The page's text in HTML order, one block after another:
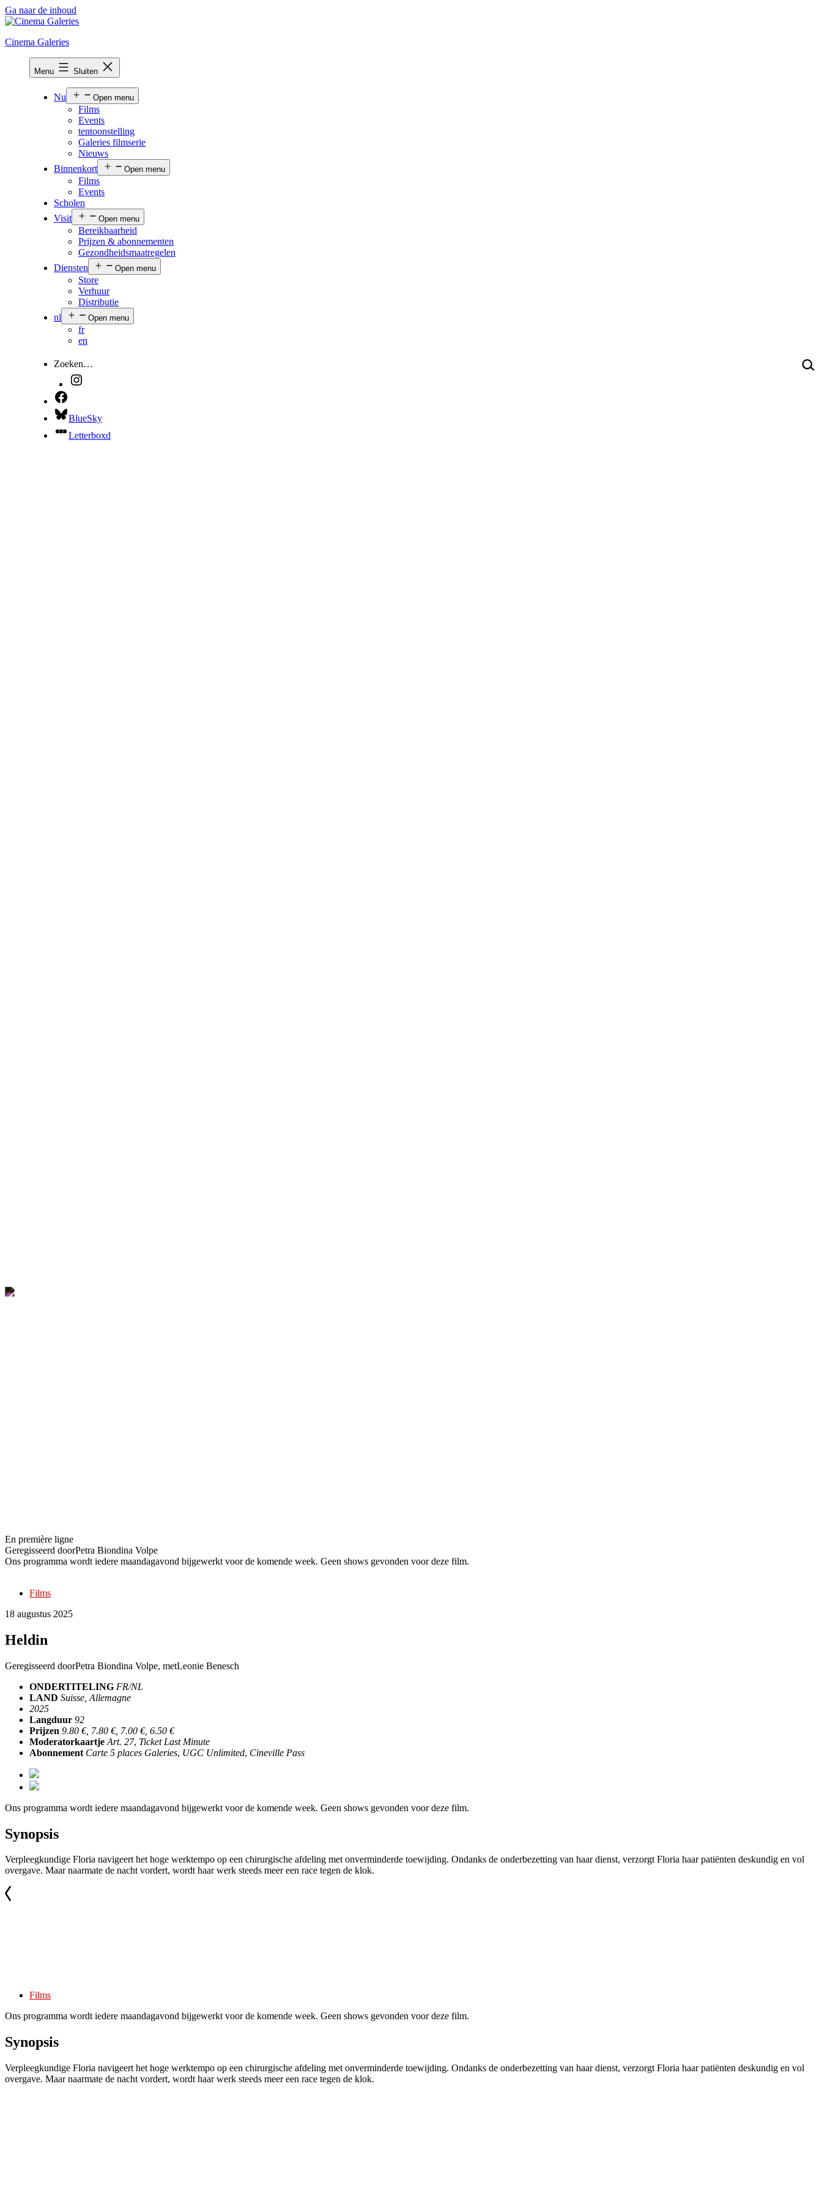
Ga naar de inhoud
Cinema Galeries
Menu Sluiten
Nu Open menu
Films
Events
tentoonstelling
Galeries filmserie
Nieuws
Binnenkort
Open menu
Films
Events
Scholen
Visit
Open menu
Bereikbaarheid
Prijzen & abonnementen
Gezondheidsmaatregelen
Diensten
Open menu
Store
Verhuur
Distributie
nl
Open menu
fr
en
Zoeken…
BlueSky
Letterboxd
En première ligne
Geregisseerd doorPetra Biondina Volpe
Ons programma wordt iedere maandagavond bijgewerkt voor de komende week. Geen shows gevonden voor deze film.
Films
18 augustus 2025
Heldin
Geregisseerd doorPetra Biondina Volpe, metLeonie Benesch
ONDERTITELING FR/NL
LAND Suisse, Allemagne
2025
Langduur 92
Prijzen 9.80 €, 7.80 €, 7.00 €, 6.50 €
Moderatorkaartje Art. 27, Ticket Last Minute
Abonnement Carte 5 places Galeries, UGC Unlimited, Cineville Pass
Ons programma wordt iedere maandagavond bijgewerkt voor de komende week. Geen shows gevonden voor deze film.
Synopsis
Verpleegkundige Floria navigeert het hoge werktempo op een chirurgische afdeling met onverminderde toewijding. Ondanks de onderbezetting van haar dienst, verzorgt Floria haar patiënten deskundig en vol
overgave. Maar naarmate de nacht vordert, wordt haar werk steeds meer een race tegen de klok.
Films
Ons programma wordt iedere maandagavond bijgewerkt voor de komende week. Geen shows gevonden voor deze film.
Synopsis
Verpleegkundige Floria navigeert het hoge werktempo op een chirurgische afdeling met onverminderde toewijding. Ondanks de onderbezetting van haar dienst, verzorgt Floria haar patiënten deskundig en vol
overgave. Maar naarmate de nacht vordert, wordt haar werk steeds meer een race tegen de klok.